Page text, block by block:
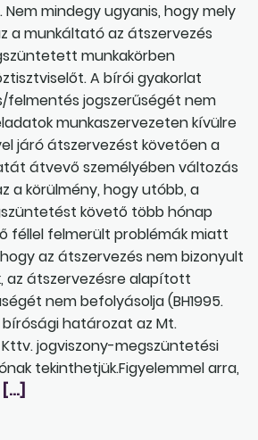
mindegy ugyanis, hogy mely
a munkáltató az átszervezés
munkakörben
A bírói gyakorlat
felmentés jogszerűségét nem
munkaszervezeten kívülre
járó átszervezést követően a
átvevő személyében változás
a körülmény, hogy utóbb, a
követő több hónap
féllel felmerült problémák miatt
az átszervezés nem bizonyult
az átszervezésre alapított
nem befolyásolja (BH1995.
határozat az Mt.
jogviszony-megszüntetési
tekinthetjük.Figyelemmel arra,
[…]